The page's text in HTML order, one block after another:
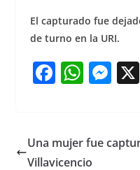
El capturado fue
de turno en la URI.
F
e
b
W
s
A
M
e
Una mujer fue
Villavicencio